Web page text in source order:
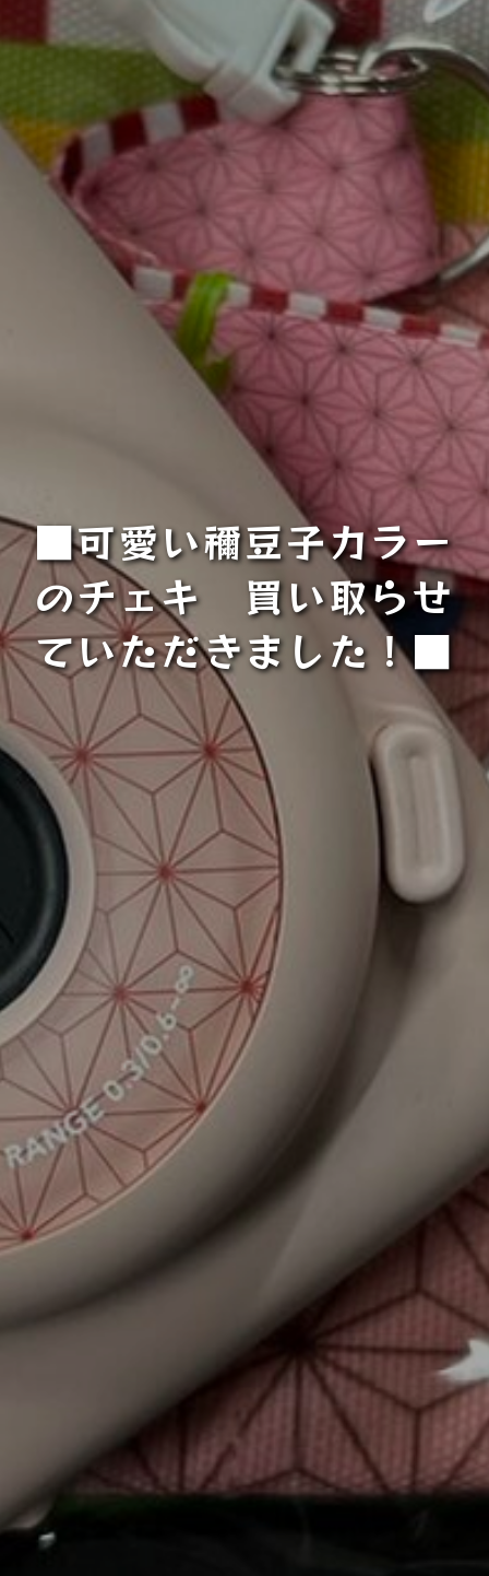
■可愛い禰豆子カラー
のチェキ 買い取らせ
ていただきました！■